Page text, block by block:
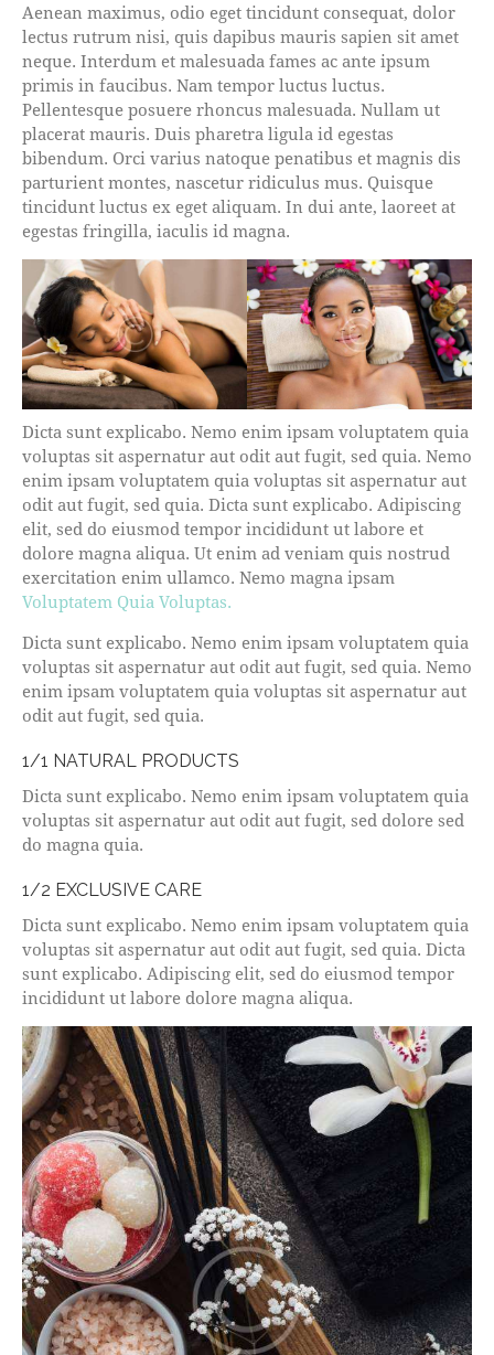
Aenean maximus, odio eget tincidunt consequat, dolor
lectus rutrum nisi, quis dapibus mauris sapien sit amet
neque. Interdum et malesuada fames ac ante ipsum
primis in faucibus. Nam tempor luctus luctus.
Pellentesque posuere rhoncus malesuada. Nullam ut
placerat mauris. Duis pharetra ligula id egestas
bibendum. Orci varius natoque penatibus et magnis dis
parturient montes, nascetur ridiculus mus. Quisque
tincidunt luctus ex eget aliquam. In dui ante, laoreet at
egestas fringilla, iaculis id magna.
Dicta sunt explicabo. Nemo enim ipsam voluptatem quia
voluptas sit aspernatur aut odit aut fugit, sed quia. Nemo
enim ipsam voluptatem quia voluptas sit aspernatur aut
odit aut fugit, sed quia. Dicta sunt explicabo. Adipiscing
elit, sed do eiusmod tempor incididunt ut labore et
dolore magna aliqua. Ut enim ad veniam quis nostrud
exercitation enim ullamco. Nemo magna ipsam
Voluptatem Quia Voluptas.
Dicta sunt explicabo. Nemo enim ipsam voluptatem quia
voluptas sit aspernatur aut odit aut fugit, sed quia. Nemo
enim ipsam voluptatem quia voluptas sit aspernatur aut
odit aut fugit, sed quia.
1/1 NATURAL PRODUCTS
Dicta sunt explicabo. Nemo enim ipsam voluptatem quia
voluptas sit aspernatur aut odit aut fugit, sed dolore sed
do magna quia.
1/2 EXCLUSIVE CARE
Dicta sunt explicabo. Nemo enim ipsam voluptatem quia
voluptas sit aspernatur aut odit aut fugit, sed quia. Dicta
sunt explicabo. Adipiscing elit, sed do eiusmod tempor
incididunt ut labore dolore magna aliqua.